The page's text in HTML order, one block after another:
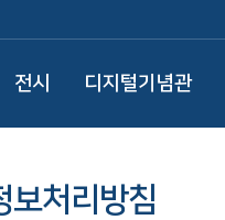
전시 디지털기념관
보처리방침